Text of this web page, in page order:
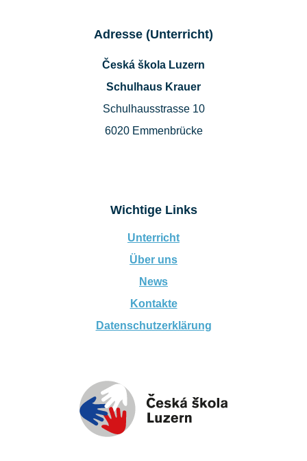
Adresse (Unterricht)
Česká škola Luzern
Schulhaus Krauer
Schulhausstrasse 10
6020 Emmenbrücke
Wichtige Links
Unterricht
Über uns
News
Kontakte
Datenschutzerklärung